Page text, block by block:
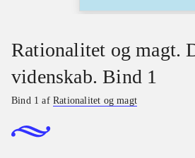
Rationalitet og magt.
videnskab. Bind 1
Bind 1 afRationalitet og magt